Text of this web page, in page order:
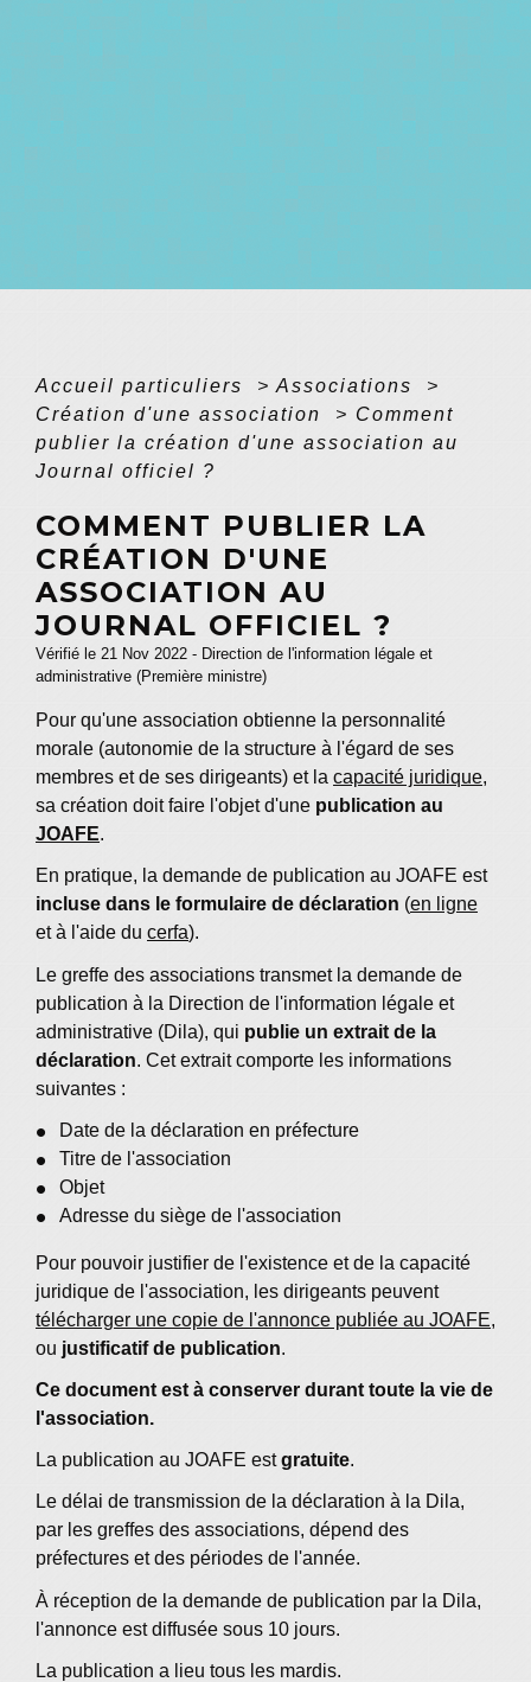
Accueil particuliers > Associations
>
Création d'une association
> Comment
publier la création d'une association au
Journal officiel ?
COMMENT PUBLIER LA
CRÉATION D'UNE
ASSOCIATION AU
JOURNAL OFFICIEL ?
Vérifié le 21 Nov 2022 - Direction de l'information légale et
administrative (Première ministre)
Pour qu'une association obtienne la personnalité
morale (autonomie de la structure à l'égard de ses
membres et de ses dirigeants) et la capacité juridique,
sa création doit faire l'objet d'une publication au
JOAFE.
En pratique, la demande de publication au JOAFE est
incluse dans le formulaire de déclaration (en ligne
et à l'aide du cerfa).
Le greffe des associations transmet la demande de
publication à la Direction de l'information légale et
administrative (Dila), qui publie un extrait de la
déclaration. Cet extrait comporte les informations
suivantes :
Date de la déclaration en préfecture
Titre de l'association
Objet
Adresse du siège de l'association
Pour pouvoir justifier de l'existence et de la capacité
juridique de l'association, les dirigeants peuvent
télécharger une copie de l'annonce publiée au JOAFE,
ou justificatif de publication.
Ce document est à conserver durant toute la vie de
l'association.
La publication au JOAFE estgratuite.
Le délai de transmission de la déclaration à la Dila,
par les greffes des associations, dépend des
préfectures et des périodes de l'année.
À réception de la demande de publication par la Dila,
l'annonce est diffusée sous 10 jours.
La publication a lieu tous les mardis.